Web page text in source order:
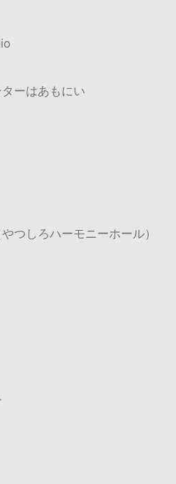
ーはあもにい
つしろハーモニーホール）